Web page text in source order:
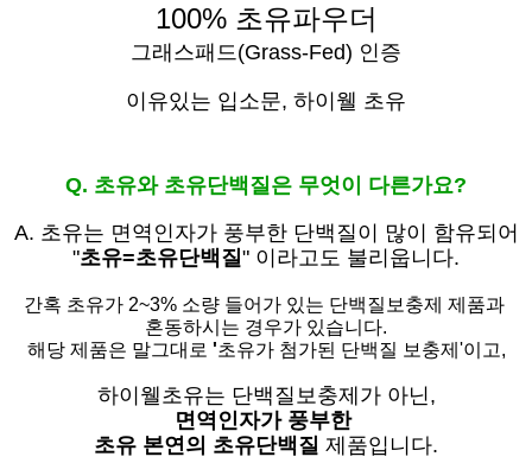
100% 초유파우더
그래스패드(Grass-Fed) 인증
이유있는 입소문, 하이웰 초유
Q. 초유와 초유단백질은 무엇이 다른가요?
A. 초유는 면역인자가 풍부한 단백질이 많이 함유되어
"초유=초유단백질 " 이라고도 불리웁니다.
간혹 초유가 2~3% 소량 들어가 있는 단백질보충제 제품과
혼동하시는 경우가 있습니다.
해당 제품은 말그대로 '초유가 첨가된 단백질 보충제'이고,
하이웰초유는 단백질보충제가 아닌,
면역인자가 풍부한
초유 본연의 초유단백질 제품입니다.